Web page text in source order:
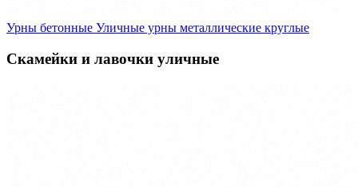
Урны бетонные Уличные урны металлические круглые
Скамейки и лавочки уличные